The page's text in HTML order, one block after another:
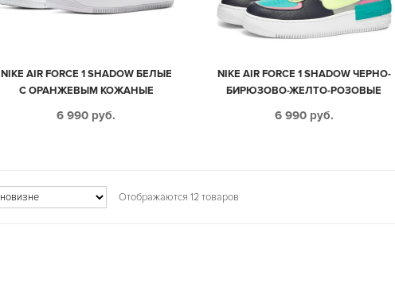
NIKE AIR FORCE 1 SHADOW БЕЛЫЕ
С ОРАНЖЕВЫМ КОЖАНЫЕ
6 990 руб.
NIKE AIR FORCE 1 SHADOW ЧЕРНО-
БИРЮЗОВО-ЖЕЛТО-РОЗОВЫЕ
6 990 руб.
Отображаются 12 товаров